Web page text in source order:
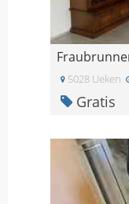
5028 Ueken
Gratis